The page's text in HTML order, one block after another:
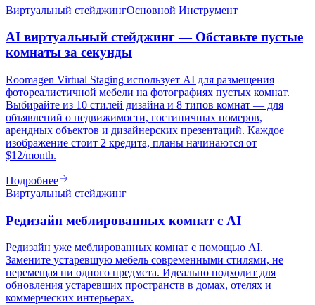
Виртуальный стейджингОсновной Инструмент
AI виртуальный стейджинг — Обставьте пустые
комнаты за секунды
Roomagen Virtual Staging использует AI для размещения
фотореалистичной мебели на фотографиях пустых комнат.
Выбирайте из 10 стилей дизайна и 8 типов комнат — для
объявлений о недвижимости, гостиничных номеров,
арендных объектов и дизайнерских презентаций. Каждое
изображение стоит 2 кредита, планы начинаются от
$12/month.
Подробнее
Виртуальный стейджинг
Редизайн меблированных комнат с AI
Редизайн уже меблированных комнат с помощью AI.
Замените устаревшую мебель современными стилями, не
перемещая ни одного предмета. Идеально подходит для
обновления устаревших пространств в домах, отелях и
коммерческих интерьерах.